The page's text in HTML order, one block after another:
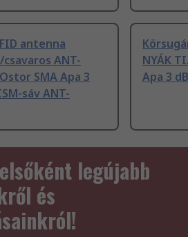
antenna
ANT-
SMA Apa 3
sáv ANT-
NYÁK
Apa 3
legújabb
és